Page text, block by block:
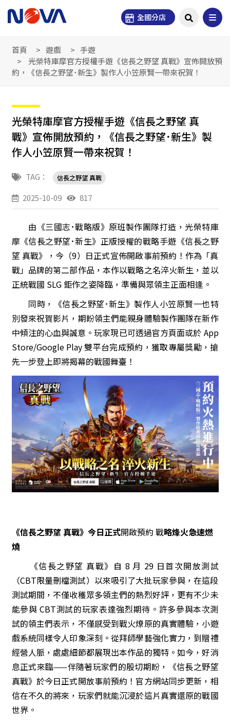
全國分店
首頁 遊戲
手遊
光榮特庫摩官方授權手遊《信長之野望 真戰》宣佈開放預
約，《信長之野望･新生》製作人小笠原賢一帶來祝賀！
光榮特庫摩官方授權手遊《信長之野望 真
戰》宣佈開放預約，《信長之野望･新生》製
作人小笠原賢一帶來祝賀！
TAG： 信長之野望 真戰
2025-10-09 817
由《三國志･戰略版》原班製作團隊打造，光榮特庫
摩《信長之野望･新生》正版授權的戰略手遊《信長之野
望 真戰》，今（9）日正式宣佈開啟事前預約！作為「真
戰」品牌的第二部作品，本作以戰略之名淬火新生，並以
正統戰國 SLG 鉅作之姿降臨，準備與眾領主正面相逢。
同時，《信長之野望･新生》製作人小笠原賢一也特
別發來祝賀影片，期盼領主們能親身體驗製作團隊在新作
中傾注的心血與誠意。玩家現已可透過官方頁面或於 App
Store/Google Play 雙平台完成預約，獲取專屬獎勵，搶
先一步登上即將揭幕的戰國舞臺！
《信長之野望 真戰》今日正式開啟預約 戰略烽火急速燃
燒
《信長之野望 真戰》自 8 月 29 日首次開放測試
（CBT限量刪檔測試）以來吸引了大批玩家參與，在這段
測試期間，不僅收穫眾多領主們的熱烈好評，更有不少未
能參與 CBT測試的玩家表達強烈期待。許多參與本次測
試的領主們表示，不僅感受到戰火燎原的真實體驗，小遊
戲系統同樣令人印象深刻。從拜師學藝強化實力，到贈禮
經營人脈，處處細節都展現出本作品的獨特。如今，好消
息正式來臨——伴隨著玩家們的殷切期盼，《信長之野望
真戰》於今日正式開放事前預約！官方網站同步更新，相
信在不久的將來，玩家們就能沉浸於這片真實還原的戰國
世界。